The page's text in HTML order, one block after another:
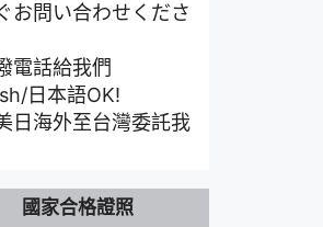
お問い合わせくださ
電話給我們
日本語OK!
日海外至台灣委託我
國家合格證照